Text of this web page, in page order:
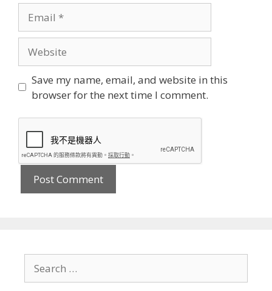
Save my name, email, and website in this
browser for the next time I comment.
for: